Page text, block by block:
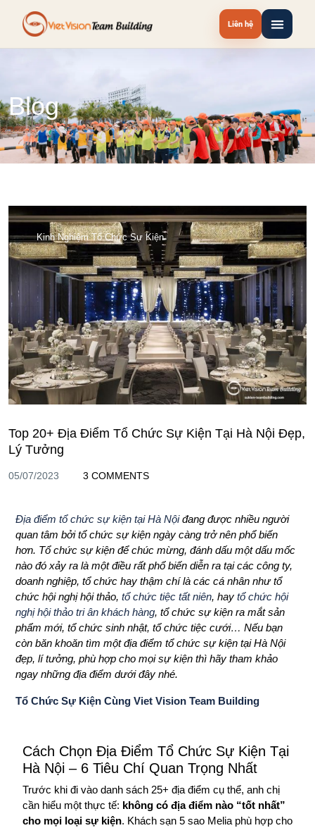
Liên hệ
Blog
Kinh Nghiệm Tổ Chức Sự Kiện
Top 20+ Địa Điểm Tổ Chức Sự Kiện Tại Hà Nội Đẹp,
Lý Tưởng
05/07/2023 3 COMMENTS
Địa điểm tổ chức sự kiện tại Hà Nộiđang được nhiều người
quan tâm bởi tổ chức sự kiện ngày càng trở nên phổ biến
hơn. Tổ chức sự kiện để chúc mừng, đánh dấu một dấu mốc
nào đó xảy ra là một điều rất phổ biến diễn ra tại các công ty,
doanh nghiệp, tổ chức hay thậm chí là các cá nhân như tổ
chức hội nghị hội thảo, tổ chức tiệc tất niên, hay tổ chức hội
nghị hội thảo tri ân khách hàng, tổ chức sự kiện ra mắt sản
phẩm mới, tổ chức sinh nhật, tổ chức tiệc cưới… Nếu bạn
còn băn khoăn tìm một địa điểm tổ chức sự kiện tại Hà Nội
đẹp, lí tưởng, phù hợp cho mọi sự kiện thì hãy tham khảo
ngay những địa điểm dưới đây nhé.
Tổ Chức Sự Kiện Cùng Viet Vision Team Building
Cách Chọn Địa Điểm Tổ Chức Sự Kiện Tại
Hà Nội – 6 Tiêu Chí Quan Trọng Nhất
Trước khi đi vào danh sách 25+ địa điểm cụ thể, anh chị
cần hiểu một thực tế: không có địa điểm nào “tốt nhất”
cho mọi loại sự kiện. Khách sạn 5 sao Melia phù hợp cho